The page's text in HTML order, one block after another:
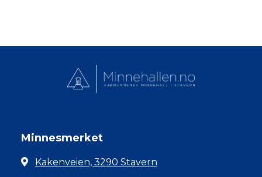
Minnesmerket
Kakenveien, 3290 Stavern